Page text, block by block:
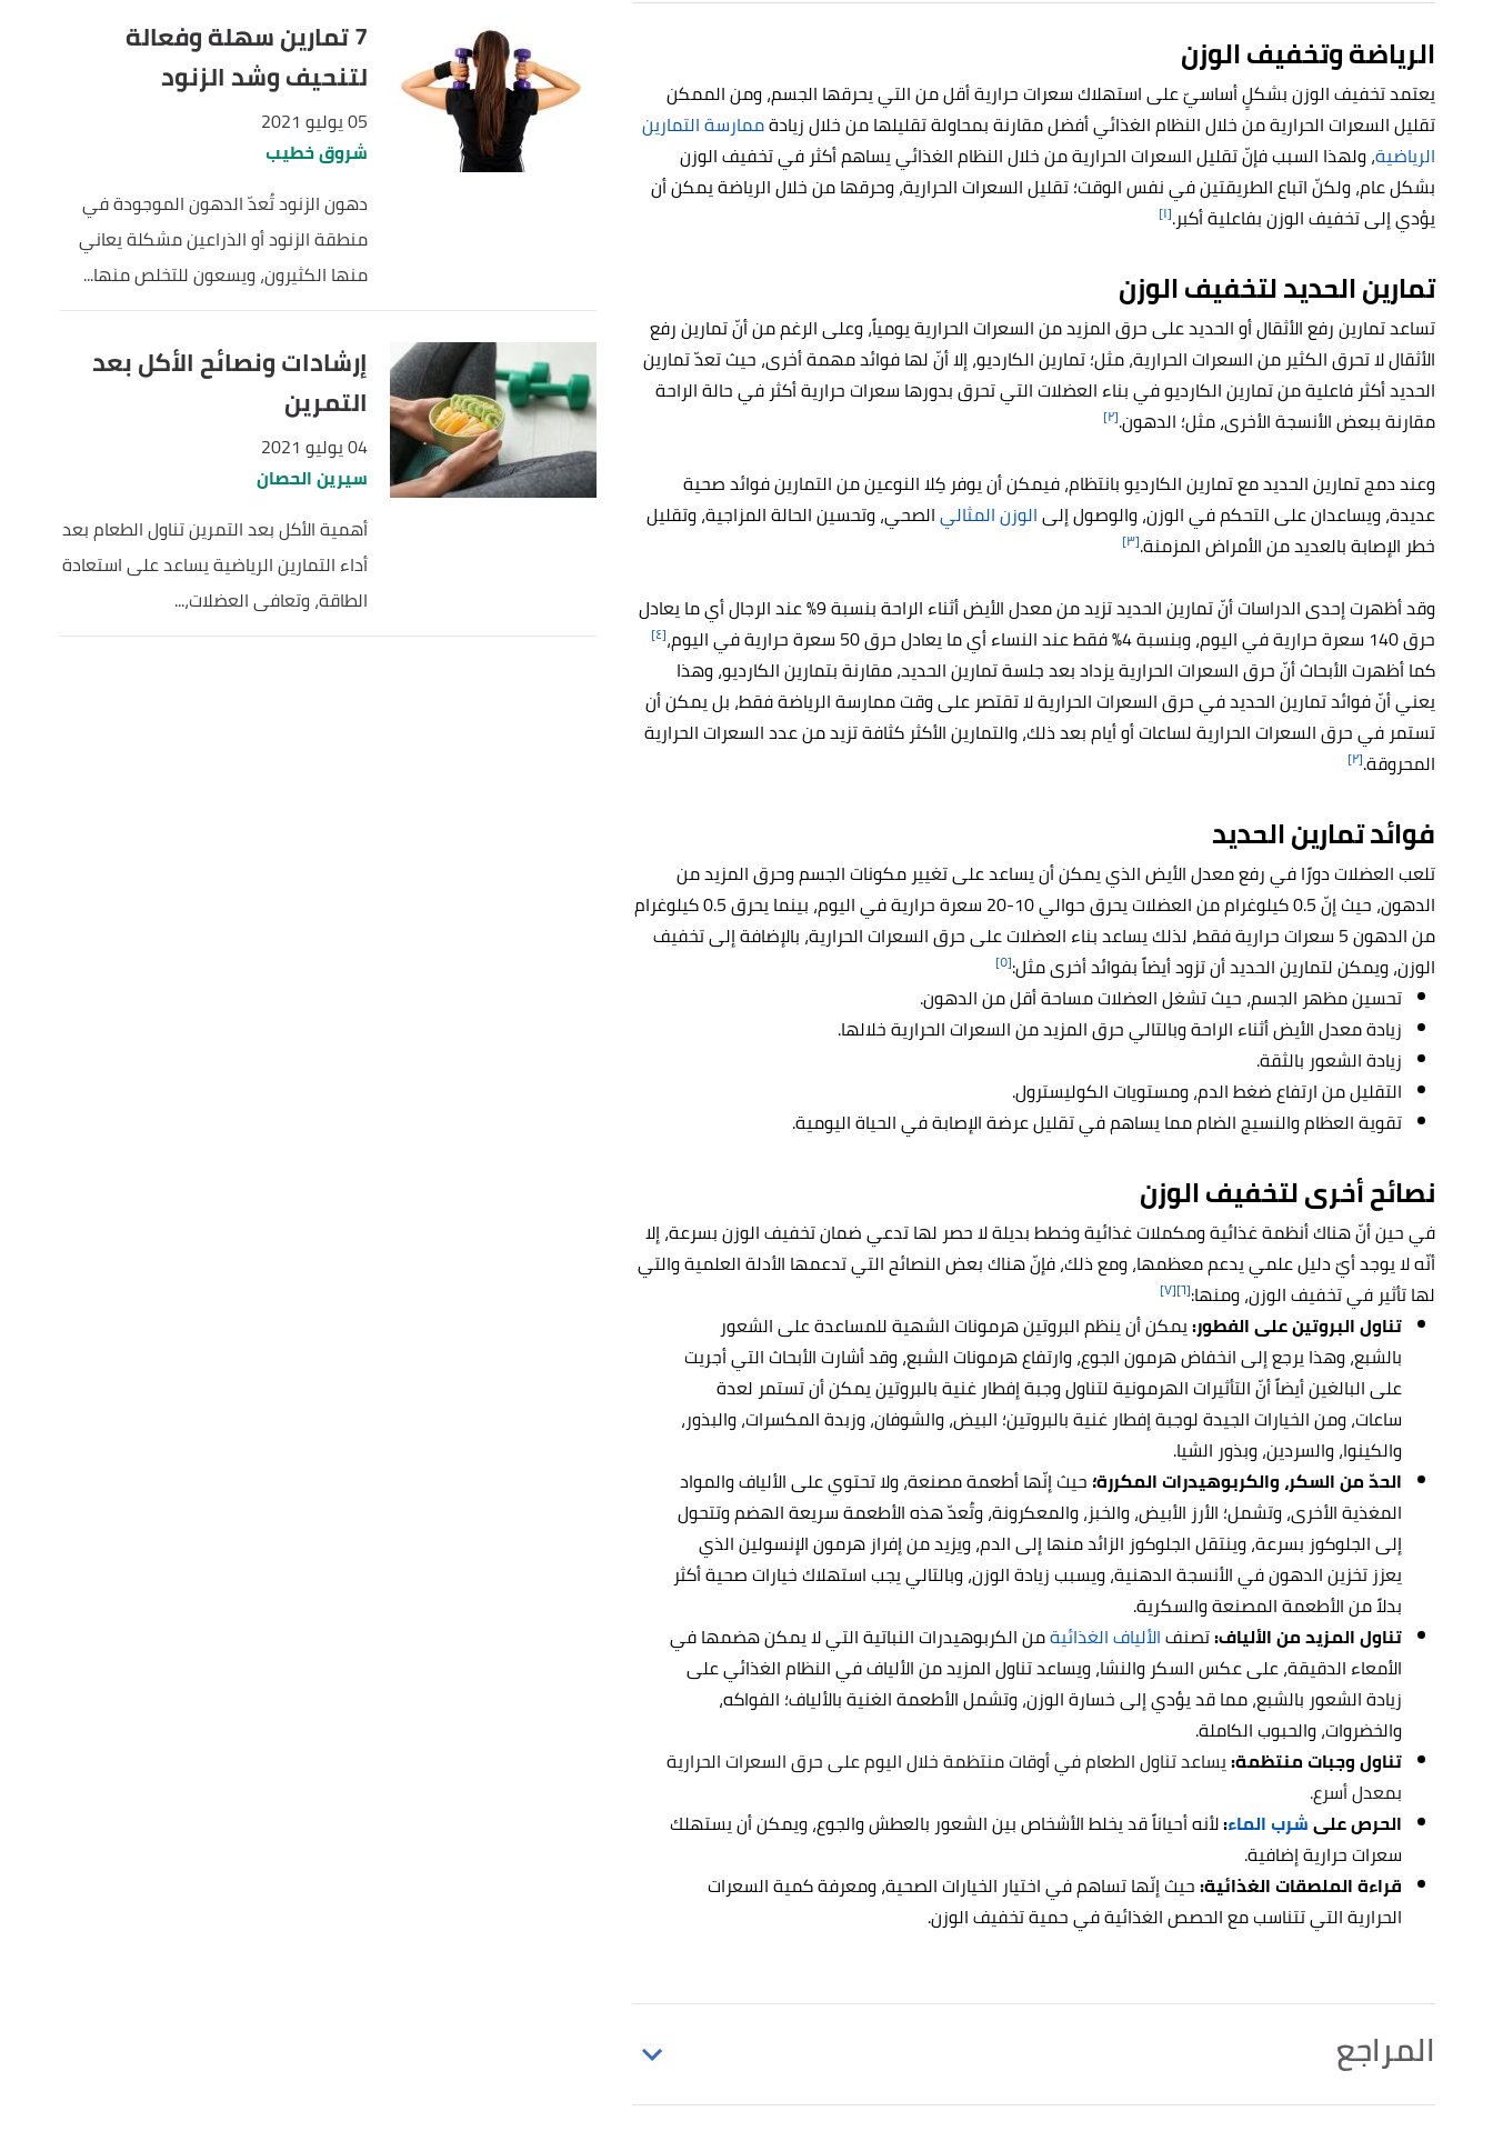
الرياضة وتخفيف الوزن
يعتمد تخفيف الوزن بشكلٍ أساسيّ على استهلاك سعرات حرارية أقل من التي يحرقها الجسم، ومن الممكن
تقليل السعرات الحرارية من خلال النظام الغذائي أفضل مقارنة بمحاولة تقليلها من خلال زيادةممارسة التمارين
الرياضية،ولهذا السبب فإنّ تقليل السعرات الحرارية من خلال النظام الغذائي يساهم أكثر في تخفيف الوزن
بشكل عام، ولكنّ اتباع الطريقتين في نفس الوقت؛ تقليل السعرات الحرارية، وحرقها من خلال الرياضة يمكن أن
يؤدي إلى تخفيف الوزن بفاعلية أكبر.[١]
تمارين الحديد لتخفيف الوزن
تساعد تمارين رفع الأثقال أو الحديد على حرق المزيد من السعرات الحرارية يومياً، وعلى الرغم من أنّ تمارين رفع
الأثقال لا تحرق الكثير من السعرات الحرارية، مثل؛ تمارين الكارديو، إلا أنّ لها فوائد مهمة أخرى، حيث تعدّتمارين
الحديدأكثر فاعلية من تمارين الكارديو في بناء العضلات التي تحرق بدورها سعرات حرارية أكثر في حالة الراحة
مقارنة ببعض الأنسجة الأخرى، مثل؛ الدهون.[٢]
وعند دمج تمارين الحديد مع تمارين الكارديو بانتظام، فيمكن أن يوفر كِلا النوعين من التمارين فوائد صحية
عديدة، ويساعدان علىالتحكم في الوزن، والوصول إلىالوزن المثاليالصحي، وتحسين الحالة المزاجية، وتقليل
خطر الإصابة بالعديد من الأمراض المزمنة.[٣]
وقد أظهرت إحدى الدراسات أنّ تمارين الحديد تزيد من معدل الأيض أثناء الراحة بنسبة 9% عند الرجال أي ما يعادل
حرق 140 سعرة حرارية في اليوم، وبنسبة 4% فقط عند النساء أي ما يعادل حرق 50 سعرة حرارية في اليوم،
[٤]
كما أظهرت الأبحاث أنّ حرق السعرات الحرارية يزداد بعد جلسة تمارين الحديد، مقارنة بتمارين الكارديو، وهذا
يعني أنّ فوائد تمارين الحديد في حرق السعرات الحرارية لا تقتصر على وقت ممارسة الرياضة فقط، بل يمكن أن
تستمر في حرق السعرات الحرارية لساعات أو أيام بعد ذلك، والتمارين الأكثر كثافة تزيد من عدد السعرات الحرارية
المحروقة.[٢]
فوائدتمارين الحديد
تلعب العضلات دورًا في رفع معدل الأيض الذي يمكن أن يساعد على تغيير مكونات الجسم وحرق المزيد من
الدهون، حيث إنّ 0.5 كيلوغرام من العضلات يحرق حوالي 10-20 سعرة حرارية في اليوم، بينما يحرق 0.5 كيلوغرام
من الدهون 5 سعرات حرارية فقط، لذلك يساعد بناء العضلات على حرق السعرات الحرارية، بالإضافة إلى تخفيف
الوزن، ويمكن لتمارين الحديد أن تزود أيضاً بفوائد أخرى مثل:[٥]
تحسين مظهر الجسم، حيث تشغل العضلات مساحة أقل من الدهون.
زيادة معدل الأيض أثناء الراحة وبالتالي حرق المزيد من السعرات الحرارية خلالها.
زيادة الشعور بالثقة.
التقليل من ارتفاع ضغط الدم، ومستويات الكوليسترول.
تقوية العظام والنسيج الضام مما يساهم في تقليل عرضة الإصابة في الحياة اليومية.
نصائح أخرى لتخفيف الوزن
في حين أنّ هناك أنظمة غذائية ومكملات غذائية وخطط بديلة لا حصر لها تدعي ضمان تخفيف الوزن بسرعة، إلا
أنّه لا يوجد أيّ دليل علمي يدعم معظمها، ومع ذلك، فإنّ هناك بعض النصائح التي تدعمها الأدلة العلمية والتي
لها تأثير في تخفيف الوزن، ومنها:[٦] [٧]
تناول البروتين على الفطور:يمكن أن ينظم البروتين هرمونات الشهية للمساعدة على الشعور
بالشبع، وهذا يرجع إلى انخفاض هرمون الجوع، وارتفاع هرمونات الشبع، وقد أشارت الأبحاث التي أجريت
على البالغين أيضاً أنّ التأثيرات الهرمونية لتناول وجبة إفطار غنية بالبروتين يمكن أن تستمر لعدة
ساعات، ومن الخيارات الجيدة لوجبة إفطار غنية بالبروتين؛ البيض، والشوفان، وزبدة المكسرات، والبذور،
والكينوا، والسردين، وبذور الشيا.
الحدّ من السكر، والكربوهيدرات المكررة؛ حيث إنّها أطعمة مصنعة، ولا تحتوي على الألياف والمواد
المغذية الأخرى، وتشمل؛ الأرز الأبيض، والخبز، والمعكرونة، وتُعدّ هذه الأطعمة سريعة الهضم وتتحول
إلى الجلوكوز بسرعة، وينتقل الجلوكوز الزائد منها إلى الدم، ويزيد من إفراز هرمون الإنسولين الذي
يعزز تخزين الدهون في الأنسجة الدهنية، ويسبب زيادة الوزن، وبالتالي يجب استهلاك خيارات صحية أكثر
بدلاً من الأطعمة المصنعة والسكرية.
تناول المزيد من الألياف:تصنفالألياف الغذائيةمن الكربوهيدرات النباتية التي لا يمكن هضمها في
الأمعاء الدقيقة، على عكس السكر والنشا، ويساعد تناول المزيد من الألياف في النظام الغذائي على
زيادة الشعور بالشبع، مما قد يؤدي إلى خسارة الوزن، وتشمل الأطعمة الغنية بالألياف؛ الفواكه،
والخضروات، والحبوب الكاملة.
تناول وجبات منتظمة:يساعد تناول الطعام في أوقات منتظمة خلال اليوم على حرق السعرات الحرارية
بمعدل أسرع.
الحرص علىشرب الماء:لأنه أحياناً قد يخلط الأشخاص بين الشعور بالعطش والجوع، ويمكن أن يستهلك
سعرات حرارية إضافية.
قراءة الملصقات الغذائية:حيث إنّها تساهم في اختيار الخيارات الصحية، ومعرفة كمية السعرات
الحرارية التي تتناسب مع الحصص الغذائية في حمية تخفيف الوزن.
المراجع
7 تمارين سهلة وفعالة
لتنحيف وشد الزنود
05 يوليو 2021
شروق خطيب
دهون الزنود تُعدّ الدهون الموجودة في
منطقة الزنود أو الذراعين مشكلة يعاني
منها الكثيرون، ويسعون للتخلص منها...
إرشادات ونصائح الأكل بعد
التمرين
04 يوليو 2021
سيرين الحصان
أهمية الأكل بعد التمرين تناول الطعام بعد
أداء التمارين الرياضية يساعد على استعادة
الطاقة، وتعافى العضلات،...